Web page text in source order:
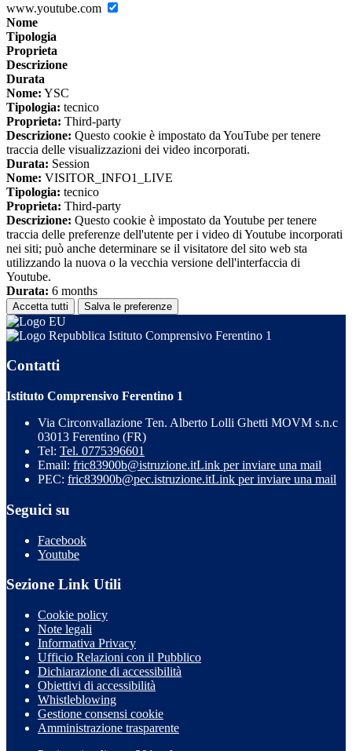
www.youtube.com
Nome
Tipologia
Proprieta
Descrizione
Durata
Nome: YSC
Tipologia: tecnico
Proprieta: Third-party
Descrizione: Questo cookie è impostato da YouTube per tenere
traccia delle visualizzazioni dei video incorporati.
Durata: Session
Nome: VISITOR_INFO1_LIVE
Tipologia: tecnico
Proprieta: Third-party
Descrizione: Questo cookie è impostato da Youtube per tenere
traccia delle preferenze dell'utente per i video di Youtube incorporati
nei siti; può anche determinare se il visitatore del sito web sta
utilizzando la nuova o la vecchia versione dell'interfaccia di
Youtube.
Durata: 6 months
Accetta tutti Salva le preferenze
Istituto Comprensivo Ferentino 1
Contatti
Istituto Comprensivo Ferentino 1
Via Circonvallazione Ten. Alberto Lolli Ghetti MOVM s.n.c
03013 Ferentino (FR)
Tel: Tel. 0775396601
Email: fric83900b@istruzione.itLink per inviare una mail
PEC: fric83900b@pec.istruzione.itLink per inviare una mail
Seguici su
Facebook
Youtube
Sezione Link Utili
Cookie policy
Note legali
Informativa Privacy
Ufficio Relazioni con il Pubblico
Dichiarazione di accessibilità
Obiettivi di accessibilità
Whistleblowing
Gestione consensi cookie
Amministrazione trasparente